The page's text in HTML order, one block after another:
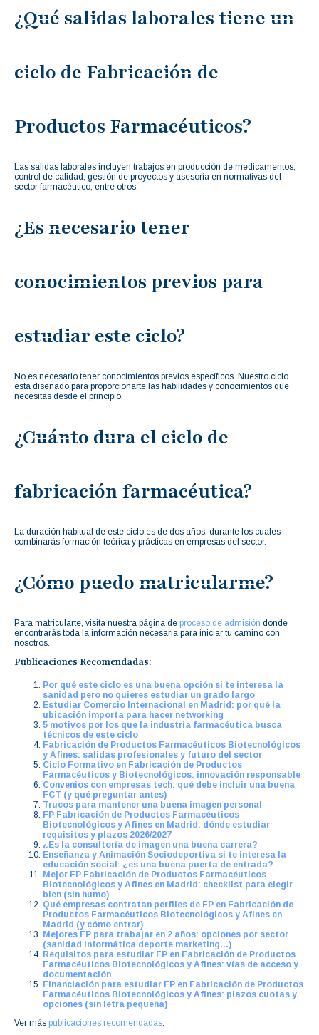
¿Qué salidas laborales tiene un
ciclo de Fabricación de
Productos Farmacéuticos?
Las salidas laborales incluyen trabajos en producción de medicamentos,
control de calidad, gestión de proyectos y asesoría en normativas del
sector farmacéutico, entre otros.
¿Es necesario tener
conocimientos previos para
estudiar este ciclo?
No es necesario tener conocimientos previos específicos. Nuestro ciclo
está diseñado para proporcionarte las habilidades y conocimientos que
necesitas desde el principio.
¿Cuánto dura el ciclo de
fabricación farmacéutica?
La duración habitual de este ciclo es de dos años, durante los cuales
combinarás formación teórica y prácticas en empresas del sector.
¿Cómo puedo matricularme?
Para matricularte, visita nuestra página de proceso de admisión donde
encontrarás toda la información necesaria para iniciar tu camino con
nosotros.
Publicaciones Recomendadas:
Por qué este ciclo es una buena opción si te interesa la
sanidad pero no quieres estudiar un grado largo
Estudiar Comercio Internacional en Madrid: por qué la
ubicación importa para hacer networking
5 motivos por los que la industria farmacéutica busca
técnicos de este ciclo
Fabricación de Productos Farmacéuticos Biotecnológicos
y Afines: salidas profesionales y futuro del sector
Ciclo Formativo en Fabricación de Productos
Farmacéuticos y Biotecnológicos: innovación responsable
Convenios con empresas tech: qué debe incluir una buena
FCT (y qué preguntar antes)
Trucos para mantener una buena imagen personal
FP Fabricación de Productos Farmacéuticos
Biotecnológicos y Afines en Madrid: dónde estudiar
requisitos y plazos 2026/2027
¿Es la consultoría de imagen una buena carrera?
Enseñanza y Animación Sociodeportiva si te interesa la
educación social: ¿es una buena puerta de entrada?
Mejor FP Fabricación de Productos Farmacéuticos
Biotecnológicos y Afines en Madrid: checklist para elegir
bien (sin humo)
Qué empresas contratan perfiles de FP en Fabricación de
Productos Farmacéuticos Biotecnológicos y Afines en
Madrid (y cómo entrar)
Mejores FP para trabajar en 2 años: opciones por sector
(sanidad informática deporte marketing…)
Requisitos para estudiar FP en Fabricación de Productos
Farmacéuticos Biotecnológicos y Afines: vías de acceso y
documentación
Financiación para estudiar FP en Fabricación de Productos
Farmacéuticos Biotecnológicos y Afines: plazos cuotas y
opciones (sin letra pequeña)
Ver más publicaciones recomendadas.